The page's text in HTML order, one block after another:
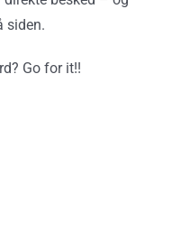
siden.
Go for it!!